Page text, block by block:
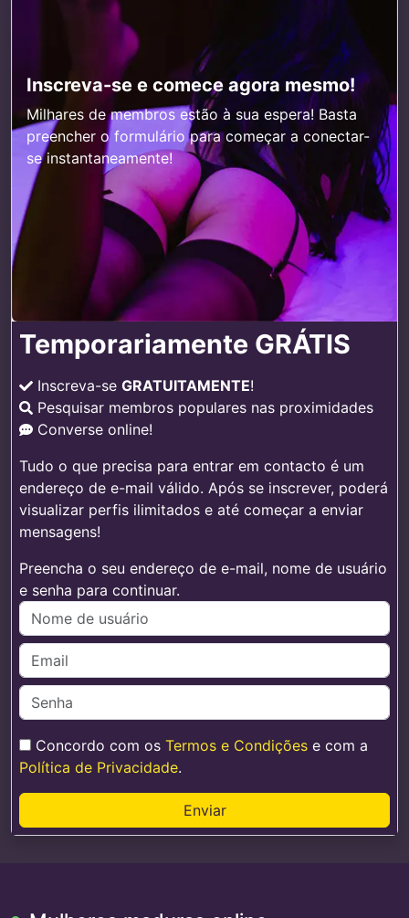
Inscreva-se e comece agora mesmo!
Milhares de membros estão à sua espera! Basta
preencher o formulário para começar a conectar-
se instantaneamente!
Temporariamente GRÁTIS
Inscreva-se GRATUITAMENTE!
Pesquisar membros populares nas proximidades
Converse online!
Tudo o que precisa para entrar em contacto é um
endereço de e-mail válido. Após se inscrever, poderá
visualizar perfis ilimitados e até começar a enviar
mensagens!
Preencha o seu endereço de e-mail, nome de usuário
e senha para continuar.
Concordo com os Termos e Condições e com a
Política de Privacidade.
Enviar